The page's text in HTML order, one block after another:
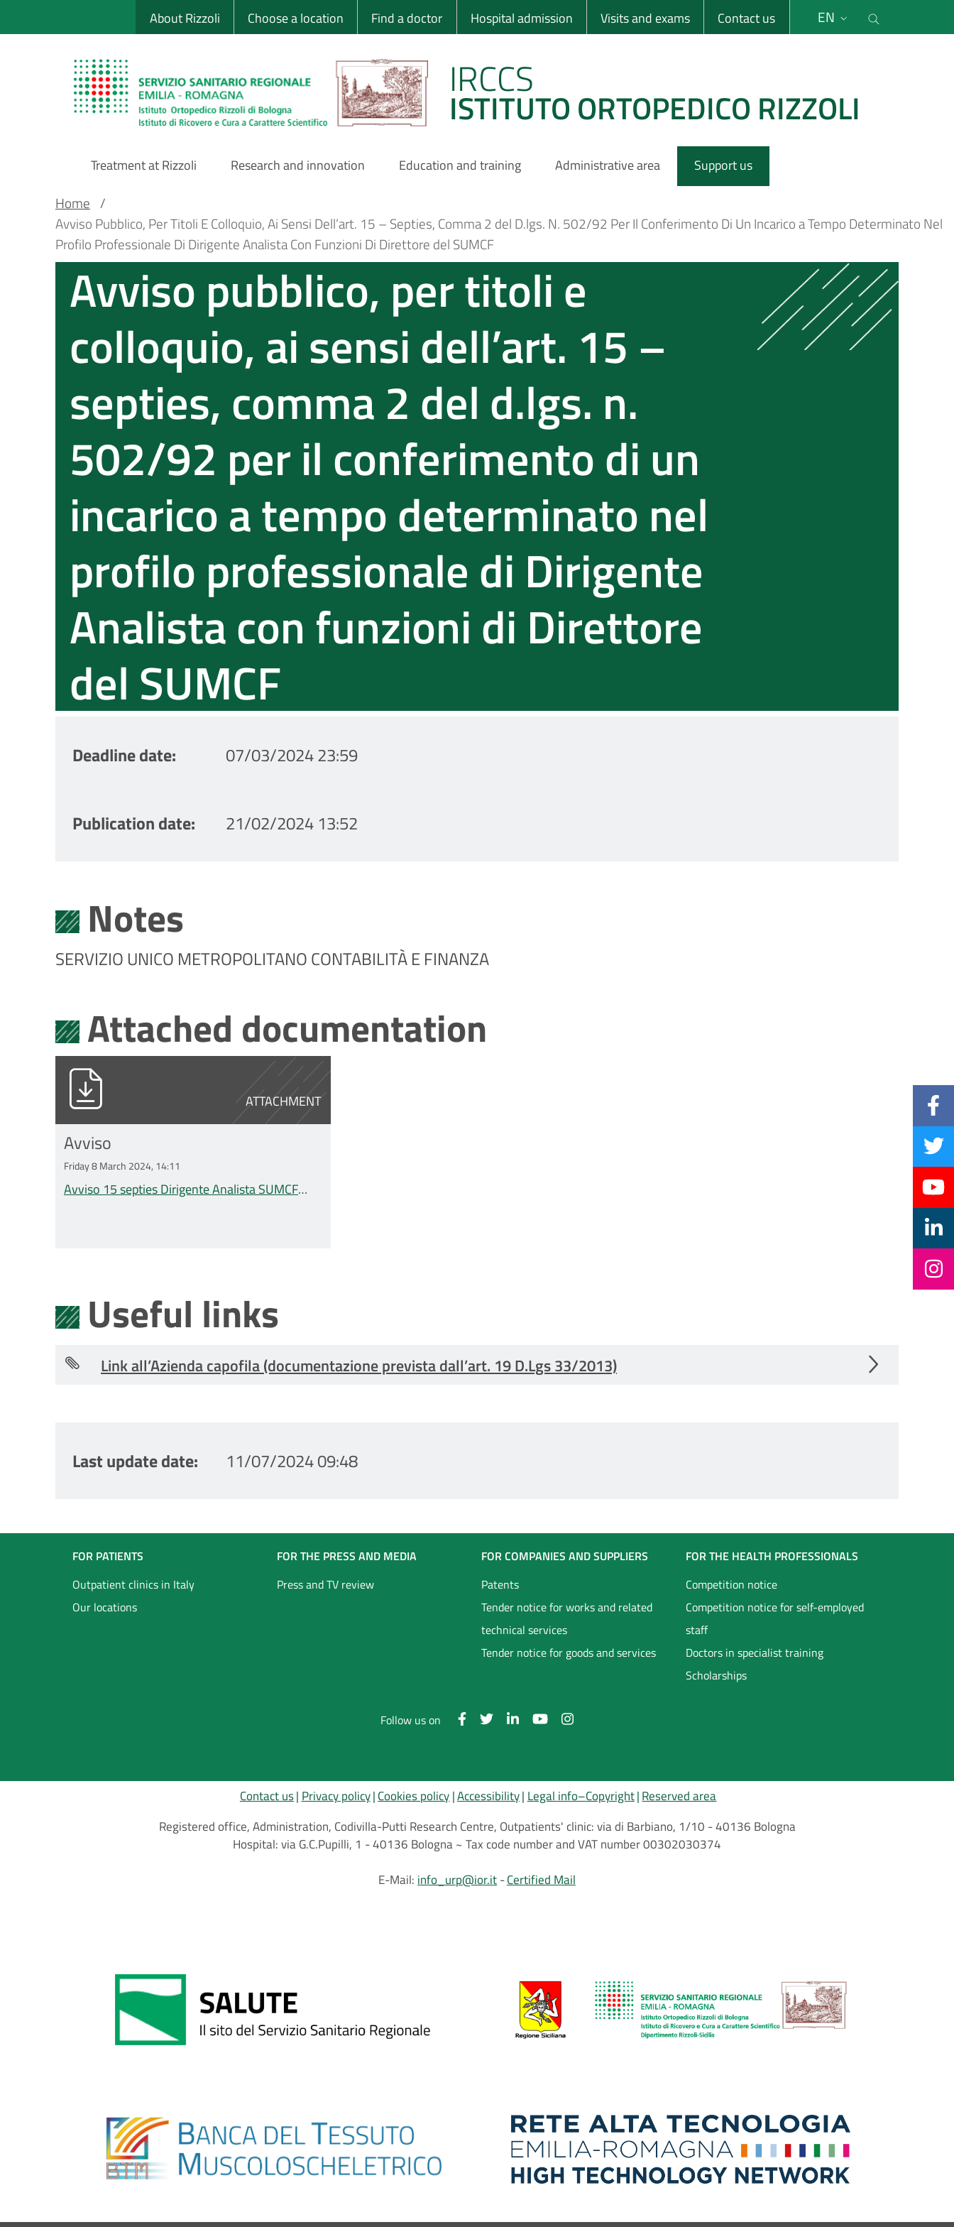
to
Sito Web Istituto Ortopedico Rizzoli
About Rizzoli Choose a location Find a doctor Hospital admission Visits and exams Contact us EN
IRCCS
ISTITUTO ORTOPEDICO RIZZOLI
Main
Navigation
Treatment at Rizzoli Research and innovation Education and training Administrative area Support us
Main container
Breadcrumb
Home /
Avviso Pubblico, Per Titoli E Colloquio, Ai Sensi Dell’art. 15 – Septies, Comma 2 del D.lgs. N. 502/92 Per Il Conferimento Di Un Incarico a Tempo Determinato Nel
Profilo Professionale Di Dirigente Analista Con Funzioni Di Direttore del SUMCF
Avviso pubblico, per titoli e
colloquio, ai sensi dell’art. 15 –
septies, comma 2 del d.lgs. n.
502/92 per il conferimento di un
incarico a tempo determinato nel
profilo professionale di Dirigente
Analista con funzioni di Direttore
del SUMCF
Deadline date 07/03/2024 23:59
Publication date 21/02/2024 13:52
Notes
SERVIZIO UNICO METROPOLITANO CONTABILITÀ E FINANZA
Attached documentation
ATTACHMENT
Avviso 15 septies Dirigente Analista SUMCF (2024) 2.pdf
Avviso
Friday 8 March 2024, 14:11
Avviso 15 septies Dirigente Analista SUMCF
Useful links
Link all’Azienda capofila (documentazione prevista dall’art. 19 D.Lgs 33/2013)
Last update date 11/07/2024 09:48
Navigazione
Footer
FOR PATIENTS
Outpatient clinics in Italy
Our locations
FOR THE PRESS AND MEDIA
Press and TV review
FOR COMPANIES AND SUPPLIERS
Patents
Tender notice for works and related
technical services
Tender notice for goods and services
FOR THE HEALTH PROFESSIONALS
Competition notice
Competition notice for self-employed
staff
Doctors in specialist training
Scholarships
Follow us on
Contact us Privacy policy Cookies policy Accessibility Legal info–Copyright Reserved area
Registered office, Administration, Codivilla-Putti Research Centre, Outpatients' clinic: via di Barbiano, 1/10 - 40136 Bologna
Hospital: via G.C.Pupilli, 1 - 40136 Bologna ~ Tax code number and VAT number 00302030374
E-Mail:info_urp@ior.it Certified Mail